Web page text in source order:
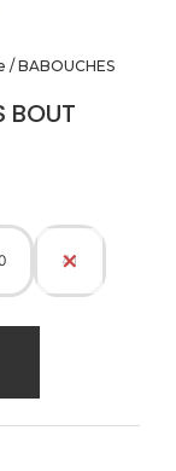
/ BABOUCHES
BOUT
41